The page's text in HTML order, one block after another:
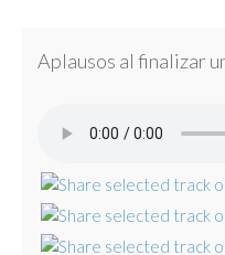
Aplausos al finalizar